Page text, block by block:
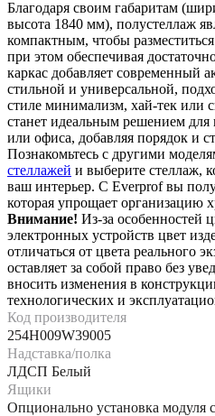
Благодаря своим габаритам
высота 1840 мм), полустеллаж
компактным, чтобы
при этом обеспечивая
каркас добавляет современный
стильной и универсальной,
стиле минимализм, хай-тек или
станет идеальным решением для
или офиса, добавляя порядок и
Познакомьтесь с другими
стеллажей и выберите стеллаж,
ваш интерьер. С Everprof вы
которая упрощает организацию
Внимание! Из-за особенностей
электронных устройств цвет
отличаться от цвета реального
оставляет за собой право без
вносить изменения в
технологических и
Код производителя
254H009W39005
Надставка/полка
ЛДСП Белый
Ящики
Опционально установка модуля